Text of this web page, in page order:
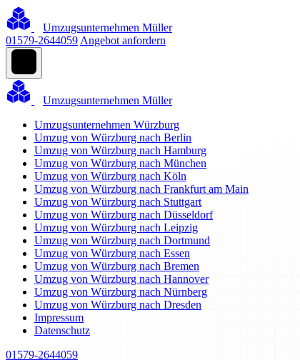
Umzugsunternehmen Müller
01579-2644059 Angebot anfordern
Umzugsunternehmen Müller
Umzugsunternehmen Würzburg
Umzug von Würzburg nach Berlin
Umzug von Würzburg nach Hamburg
Umzug von Würzburg nach München
Umzug von Würzburg nach Köln
Umzug von Würzburg nach Frankfurt am Main
Umzug von Würzburg nach Stuttgart
Umzug von Würzburg nach Düsseldorf
Umzug von Würzburg nach Leipzig
Umzug von Würzburg nach Dortmund
Umzug von Würzburg nach Essen
Umzug von Würzburg nach Bremen
Umzug von Würzburg nach Hannover
Umzug von Würzburg nach Nürnberg
Umzug von Würzburg nach Dresden
Impressum
Datenschutz
01579-2644059